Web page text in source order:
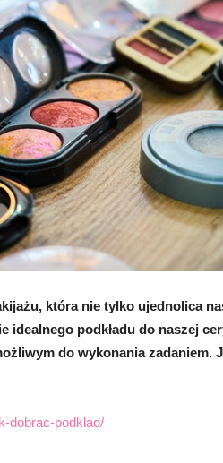
która nie tylko ujednolica
idealnego podkładu do naszej
do wykonania zadaniem.
dobrac-podklad/